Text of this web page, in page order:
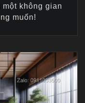
không gian
muốn!